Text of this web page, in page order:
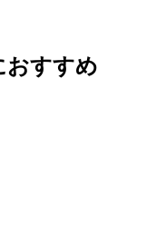
おすすめ